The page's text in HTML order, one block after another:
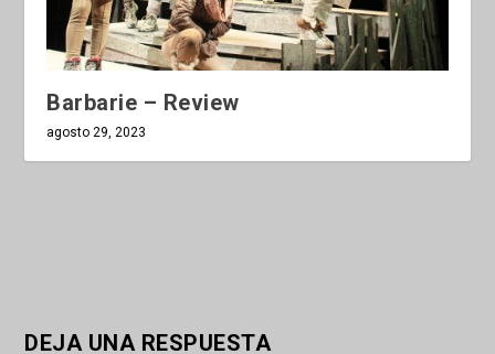
Barbarie – Review
agosto 29, 2023
DEJA UNA RESPUESTA